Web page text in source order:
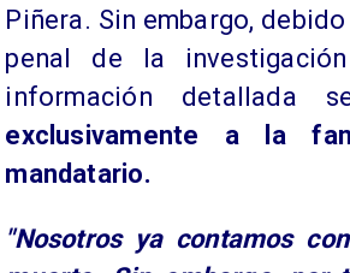
Piñera. Sin embargo,
penal de la
información detallada
exclusivamente a la
mandatario.
​"Nosotros ya contamos